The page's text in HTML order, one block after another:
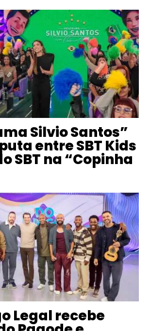
Silvio Santos”
entre SBT Kids
SBT na “Copinha
Legal recebe